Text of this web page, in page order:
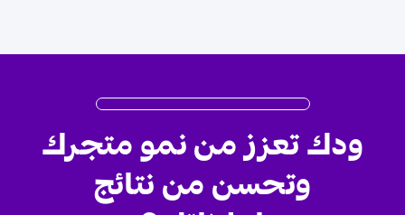
ودك تعزز من نمو متجرك
وتحسن من نتائج